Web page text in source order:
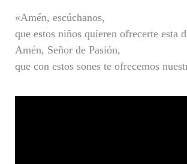
«Amén, escúchanos,
que estos niños quieren ofrecerte esta
Amén, Señor de Pasión,
que con estos sones te ofrecemos